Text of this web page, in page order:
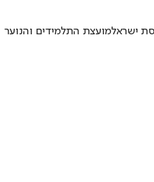
ישראלמועצת התלמידים והנוער